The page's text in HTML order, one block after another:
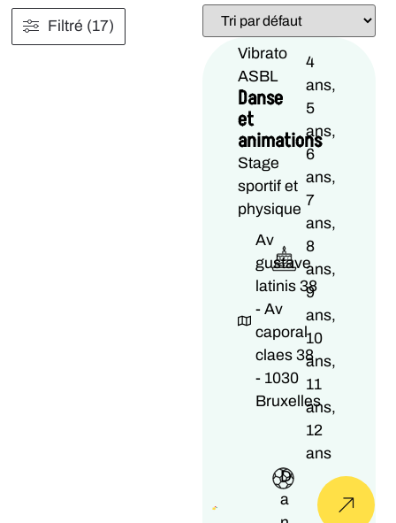
Filtré (17)
Vibrato
ASBL
Danse
et
animations
Stage
sportif et
physique
Av
gustave
latinis 38
- Av
caporal
claes 38
- 1030
Bruxelles
4
ans,
5
ans,
6
ans,
7
ans,
8
ans,
9
ans,
10
ans,
11
ans,
12
ans
D
a